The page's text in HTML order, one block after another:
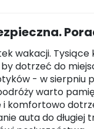
wakacji.
dotrzeć do
- w sierpniu
warto
i komfortowo
auta do długiej